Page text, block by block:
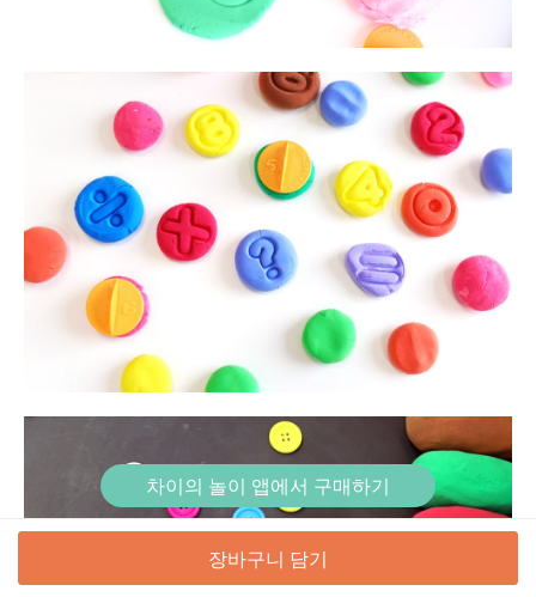
장바구니 담기
차이의 놀이 앱에서 구매하기